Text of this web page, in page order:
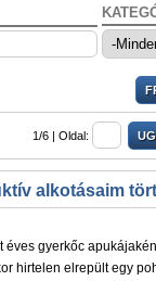
1/6 | Oldal:
alkotásaim
éves gyerkőc
hirtelen elrepült egy